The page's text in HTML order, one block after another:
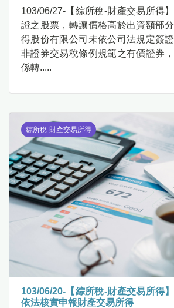
103/06/27-【綜所稅-財產交易所得
證之股票，轉讓價格高於出資額部
得股份有限公司未依公司法規定簽
非證券交易稅條例規範之有價證券
係轉.....
綜所稅-財產交易所得
103/06/20-【綜所稅-財產交易所得
依法核實申報財產交易所得